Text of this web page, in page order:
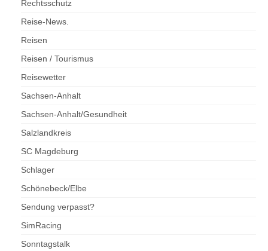
Rechtsschutz
Reise-News.
Reisen
Reisen / Tourismus
Reisewetter
Sachsen-Anhalt
Sachsen-Anhalt/Gesundheit
Salzlandkreis
SC Magdeburg
Schlager
Schönebeck/Elbe
Sendung verpasst?
SimRacing
Sonntagstalk